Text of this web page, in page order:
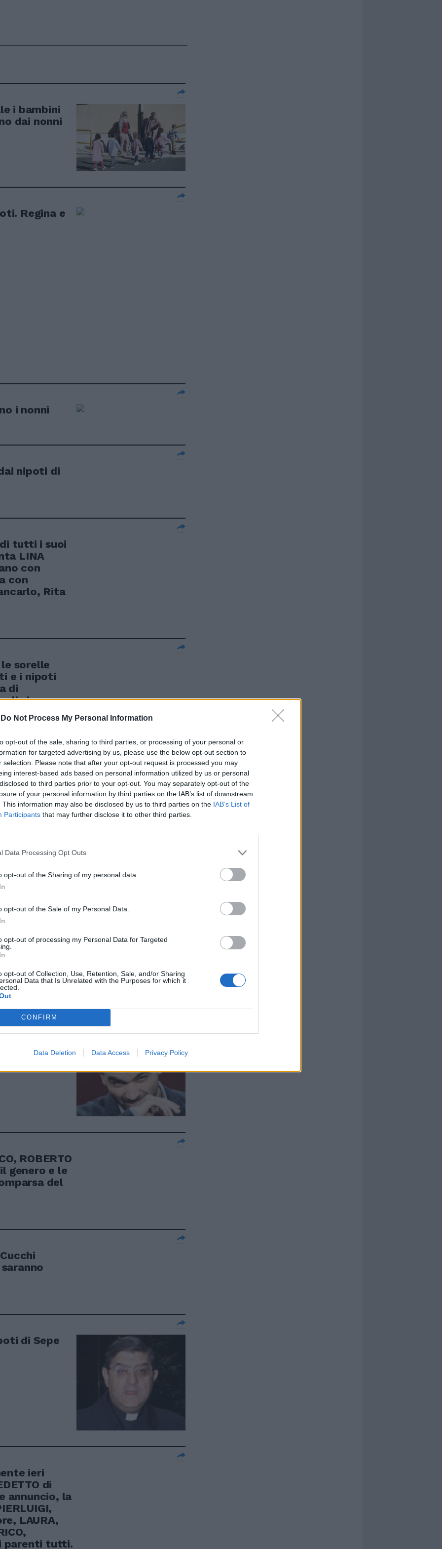
Do Not Process My Personal Information
opt-out of the sale, sharing to third parties, or processing of your personal or
for targeted advertising by us, please use the below opt-out section to
selection. Please note that after your opt-out request is processed you may
interest-based ads based on personal information utilized by us or personal
to third parties prior to your opt-out. You may separately opt-out of the
of your personal information by third parties on the IAB’s list of downstream
This information may also be disclosed by us to third parties on the IAB’s List of
Participants that may further disclose it to other third parties.
Data Processing Opt Outs
opt-out of the Sharing of my personal data.
opt-out of the Sale of my Personal Data.
opt-out of processing my Personal Data for Targeted
opt-out of Collection, Use, Retention, Sale, and/or Sharing
Data that Is Unrelated with the Purposes for which it
CONFIRM
Data Deletion Data Access Privacy Policy
i bambini
dai nonni
Regina e
i nonni
nipoti di
tutti i suoi
LINA
con
con
Rita
sorelle
e i nipoti
di
si
di San
a
cari l'
Ne
figli Luca,
ed i parenti
alla Casa
PASTA Ne
marito
Vittorio,
con i
ROBERTO
genero e le
del
di Sepe
ieri
di
annuncio, la
LAURA,
i parenti tutti.